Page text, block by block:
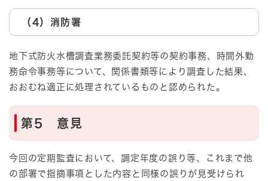
（4）消防署
地下式防火水槽調査業務委託契約等の契約事務、時間外勤
務命令事務等について、関係書類等により調査した結果、
おおむね適正に処理されているものと認められた。
第5 意見
今回の定期監査において、調定年度の誤り等、これまで他
の部署で指摘事項とした内容と同様の誤りが見受けられ